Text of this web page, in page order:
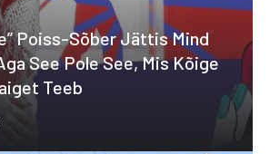
Poiss-Sõber Jättis Mind
See Pole See, Mis Kõige
Teeb